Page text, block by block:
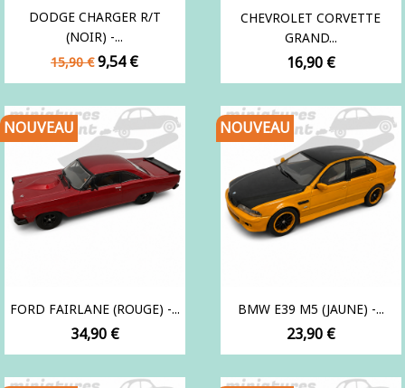
DODGE CHARGER R/T
(NOIR) -...
Prix
de
15,90 € Prix
9,54 €
CHEVROLET CORVETTE
GRAND...
Prix
16,90 €
FORD FAIRLANE (ROUGE) -...
Prix
34,90 €
NOUVEAU
BMW E39 M5 (JAUNE) -...
Prix
23,90 €
NOUVEAU